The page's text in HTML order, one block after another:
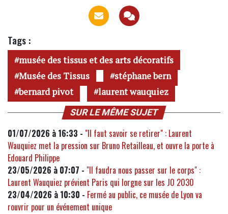
Tags :
musée des tissus et des arts décoratifs
Musée des Tissus
stéphane bern
bernard pivot
laurent wauquiez
SUR LE MÊME SUJET
01/07/2026 à 16:33 - "Il faut savoir se retirer" : Laurent
Wauquiez met la pression sur Bruno Retailleau, et ouvre la porte à
Edouard Philippe
23/05/2026 à 07:07 - "Il faudra nous passer sur le corps" :
Laurent Wauquiez prévient Paris qui lorgne sur les JO 2030
23/04/2026 à 10:30 - Fermé au public, ce musée de Lyon va
rouvrir pour un événement unique